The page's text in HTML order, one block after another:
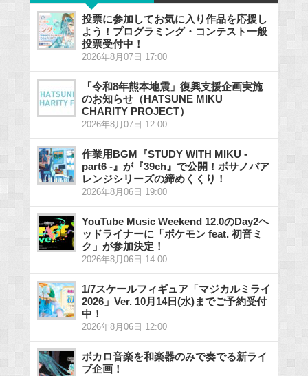
投票に参加してお気に入り作品を応援し
よう！プログラミング・コンテスト一般
投票受付中！
2026年8月07日 17:00
「令和8年熊本地震」復興支援企画実施
のお知らせ（HATSUNE MIKU
CHARITY PROJECT）
2026年8月07日 12:00
作業用BGM『STUDY WITH MIKU -
part6 -』が『39ch』で公開！ボサノバア
レンジシリーズの締めくくり！
2026年8月06日 19:00
YouTube Music Weekend 12.0のDay2ヘ
ッドライナーに「ポケモン feat. 初音ミ
ク」が参加決定！
2026年8月06日 14:00
1/7スケールフィギュア「マジカルミライ
2026」Ver. 10月14日(水)までご予約受付
中！
2026年8月06日 12:00
ボカロ音楽を和楽器のみで奏でる新ライ
ブ企画！